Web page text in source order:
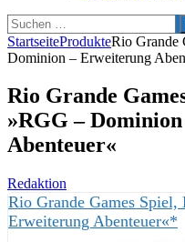
Suchen
nach:
StartseiteProdukteRio Grande
Dominion – Erweiterung
Rio Grande
»RGG –
Abenteuer«
Redaktion
Rio Grande Games
Erweiterung Abenteuer«*